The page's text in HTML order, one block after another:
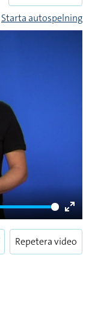
Starta autospelning
Enter
Repetera video